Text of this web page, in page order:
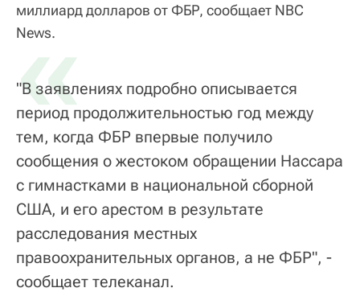
миллиард долларов от ФБР, сообщает NBC
News.
«
"В заявлениях подробно описывается
период продолжительностью год между
тем, когда ФБР впервые получило
сообщения о жестоком обращении Нассара
с гимнастками в национальной сборной
США, и его арестом в результате
расследования местных
правоохранительных органов, а не ФБР", -
сообщает телеканал.